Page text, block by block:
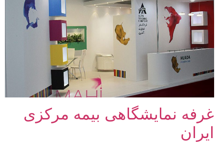
غرفه نمایشگاهی بیمه مرکزی
ایران